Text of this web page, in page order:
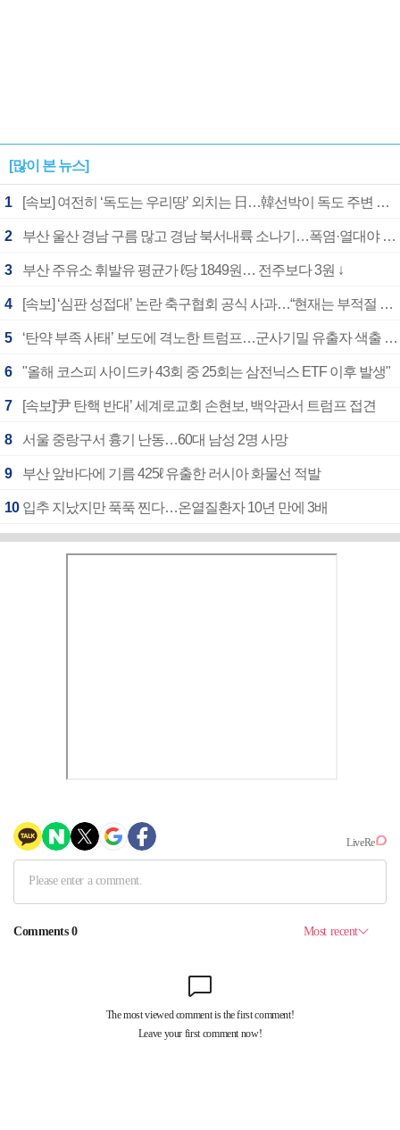
[많이 본 뉴스]
1 [속보] 여전히 ‘독도는 우리땅’ 외치는 日…韓선박이 독도 주변 해양조사 활동하자 반발
2 부산 울산 경남 구름 많고 경남 북서내륙 소나기…폭염·열대야 계속
3 부산 주유소 휘발유 평균가 ℓ당 1849원… 전주보다 3원 ↓
4 [속보] ‘심판 성접대’ 논란 축구협회 공식 사과…“현재는 부적절 행위 없어”
5 ‘탄약 부족 사태’ 보도에 격노한 트럼프…군사기밀 유출자 색출 지시
6 "올해 코스피 사이드카 43회 중 25회는 삼전닉스 ETF 이후 발생"
7 [속보]‘尹 탄핵 반대’ 세계로교회 손현보, 백악관서 트럼프 접견
8 서울 중랑구서 흉기 난동…60대 남성 2명 사망
9 부산 앞바다에 기름 425ℓ 유출한 러시아 화물선 적발
10 입추 지났지만 푹푹 찐다…온열질환자 10년 만에 3배